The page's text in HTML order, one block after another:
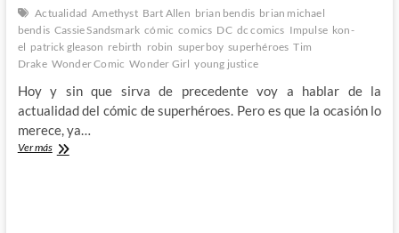
Actualidad Amethyst Bart Allen brian bendis brian michael
bendis Cassie Sandsmark cómic comics DC dc comics Impulse kon-
el patrick gleason rebirth robin superboy superhéroes Tim
Drake Wonder Comic Wonder Girl young justice
Hoy y sin que sirva de precedente voy a hablar de la
actualidad del cómic de superhéroes. Pero es que la ocasión lo
merece, ya…
Ver másYoung